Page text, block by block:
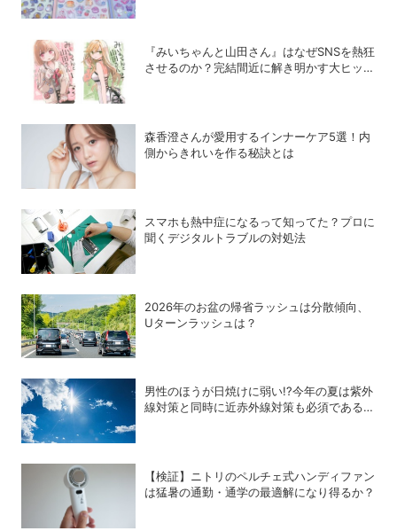
『みいちゃんと山田さん』はなぜSNSを熱狂
させるのか？完結間近に解き明かす大ヒット
森香澄さんが愛用するインナーケア5選！内
側からきれいを作る秘訣とは
スマホも熱中症になるって知ってた？プロに
聞くデジタルトラブルの対処法
2026年のお盆の帰省ラッシュは分散傾向、
Uターンラッシュは？
男性のほうが日焼けに弱い!?今年の夏は紫外
線対策と同時に近赤外線対策も必須である理
【検証】ニトリのペルチェ式ハンディファン
は猛暑の通勤・通学の最適解になり得るか？